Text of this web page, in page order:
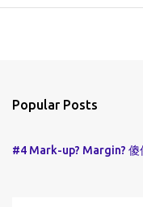
Popular Posts
#4 Mark-up? Margin? 傻